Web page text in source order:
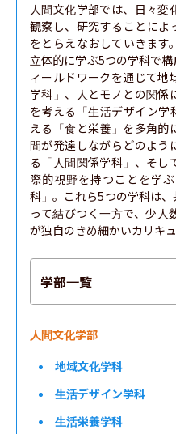
人間文化学部では、日々変
観察し、研究することによ
をとらえなおしていきます
立体的に学ぶ5つの学科で
ィールドワークを通じて地
学科」、人とモノとの関係
を考える「生活デザイン学
える「食と栄養」を多角的
間が発達しながらどのよう
る「人間関係学科」、そし
際的視野を持つことを学
科」。これら5つの学科は
って結びつく一方で、少人
が独自のきめ細かいカリキ
学部一覧
人間文化学部
地域文化学科
生活デザイン学科
生活栄養学科